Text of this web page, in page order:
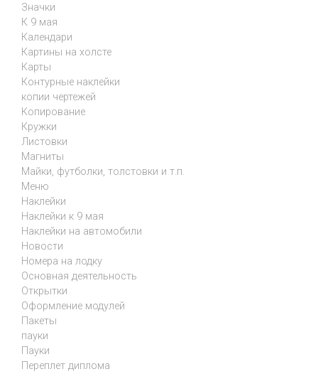
Значки
К 9 мая
Календари
Картины на холсте
Карты
Контурные наклейки
копии чертежей
Копирование
Кружки
Листовки
Магниты
Майки, футболки, толстовки и т.п.
Меню
Наклейки
Наклейки к 9 мая
Наклейки на автомобили
Новости
Номера на лодку
Основная деятельность
Открытки
Оформление модулей
Пакеты
пауки
Пауки
Переплет диплома